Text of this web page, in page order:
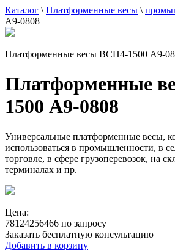
Каталог \ Платформенные весы \
А9-0808
Платформенные весы ВСП4-1500 А9-
Платформенные
1500 А9-0808
Универсальные платформенные весы,
использоваться в промышленности, в
торговле, в сфере грузоперевозок, на
терминалах и пр.
Цена:
78124256466 по запросу
Заказать бесплатную консультацию
Добавить в корзину